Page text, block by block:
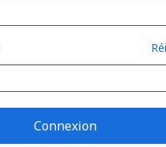
Connexion